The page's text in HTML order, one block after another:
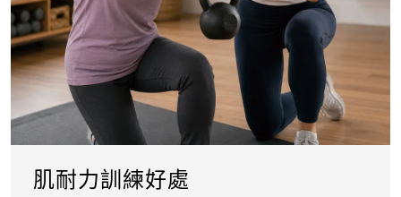
肌耐力訓練好處